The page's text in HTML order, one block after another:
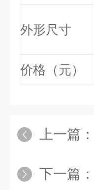
外形尺寸
价格（元）
上一篇：
下一篇：